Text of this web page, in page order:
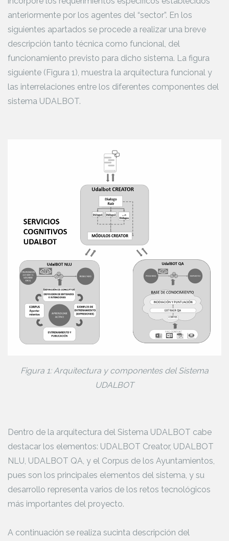
anteriormente por los agentes del “sector”. En los
siguientes apartados se procede a realizar una breve
descripción tanto técnica como funcional, del
funcionamiento previsto para dicho sistema. La figura
siguiente (Figura 1), muestra la arquitectura funcional y
las interrelaciones entre los diferentes componentes del
sistema UDALBOT.
Figura 1: Arquitectura y componentes del Sistema
UDALBOT
Dentro de la arquitectura del Sistema UDALBOT cabe
destacar los elementos: UDALBOT Creator, UDALBOT
NLU, UDALBOT QA, y el Corpus de los Ayuntamientos,
pues son los principales elementos del sistema, y su
desarrollo representa varios de los retos tecnológicos
más importantes del proyecto.
A continuación se realiza sucinta descripción del